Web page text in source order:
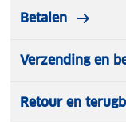
Betalen
Verzending en
Retour en